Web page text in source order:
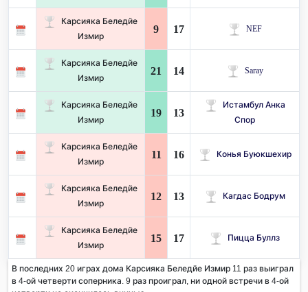
Карсияка Беледйе
Измир
9 17 NEF
Карсияка Беледйе
Измир
21 14 Saray
Карсияка Беледйе
Измир
19 13
Истамбул Анка
Спор
Карсияка Беледйе
Измир
11 16 Конья Буюкшехир
Карсияка Беледйе
Измир
12 13 Кагдас Бодрум
Карсияка Беледйе
Измир
15 17 Пицца Буллз
В последних 20 играх дома Карсияка Беледйе Измир 11 раз выиграл
в 4-ой четверти соперника. 9 раз проиграл, ни одной встречи в 4-ой